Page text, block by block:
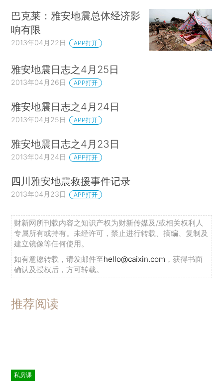
巴克莱：雅安地震总体经济影
响有限
2013年04月22日 APP打开
雅安地震日志之4月25日
2013年04月26日 APP打开
雅安地震日志之4月24日
2013年04月25日 APP打开
雅安地震日志之4月23日
2013年04月24日 APP打开
四川雅安地震救援事件记录
2013年04月23日 APP打开
财新网所刊载内容之知识产权为财新传媒及/或相关权利人
专属所有或持有。未经许可，禁止进行转载、摘编、复制及
建立镜像等任何使用。
如有意愿转载，请发邮件至hello@caixin.com ，获得书面
确认及授权后，方可转载。
推荐阅读
私房课